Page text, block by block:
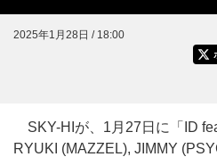
2025年1月28日 / 18:00
SKY-HIが、1月27日に「ID
RYUKI (MAZZEL), JIMMY